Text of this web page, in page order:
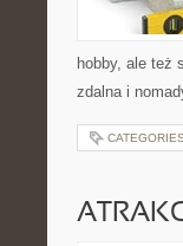
hobby, ale też
zdalna i